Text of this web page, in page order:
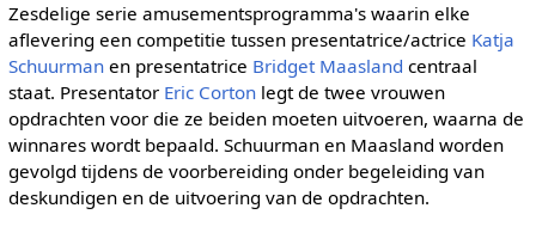
Zesdelige serie amusementsprogramma's waarin elke
aflevering een competitie tussen presentatrice/actrice Katja
Schuurmanen presentatrice Bridget Maasland centraal
staat. Presentator Eric Cortonlegt de twee vrouwen
opdrachten voor die ze beiden moeten uitvoeren, waarna de
winnares wordt bepaald. Schuurman en Maasland worden
gevolgd tijdens de voorbereiding onder begeleiding van
deskundigen en de uitvoering van de opdrachten.